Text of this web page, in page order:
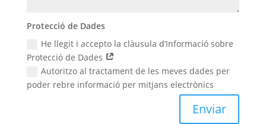
Protecció de Dades
He llegit i accepto la clàusula d’Informació sobre
Protecció de Dades
Autoritzo al tractament de les meves dades per
poder rebre informació per mitjans electrònics
Enviar